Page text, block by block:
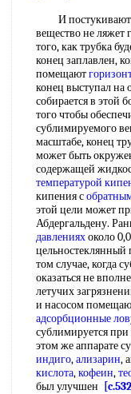
И постукивают
вещество не ляжет
того, как трубка
конец заплавлен,
помещают
конец выступал на
собирается в этой
того чтобы
сублимируемого
масштабе, конец
может быть
содержащей
температурой
кипения с
этой цели может
Абдергальдену.
давленияхоколо
цельностеклянный
том случае, когда
оказаться не
летучих
и насосом
адсорбционные
сублимируется
этом же аппарате
индиго,ализарин,
кислота,кофеин,
был улучшен